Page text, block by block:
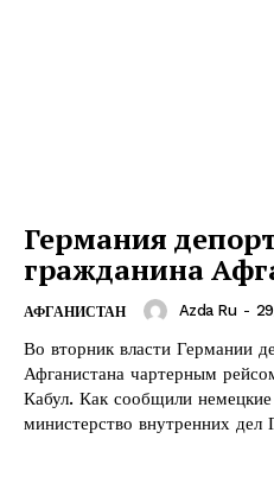
Германия
гражданина
АФГАНИСТАН Azda Ru -
Во вторник власти Германии
Афганистана чартерным
Кабул. Как сообщили немецкие СМИ, Федеральное
министерство внутренних дел